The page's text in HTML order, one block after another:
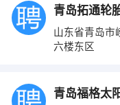
青岛拓通轮
山东省青岛市
六楼东区